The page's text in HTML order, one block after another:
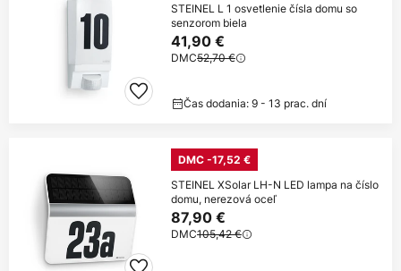
STEINEL L 1 osvetlenie čísla domu so
senzorom biela
41,90 €
DMC52,70 €
Čas dodania: 9 - 13 prac. dní
DMC -17,52 €
STEINEL XSolar LH-N LED lampa na číslo
domu, nerezová oceľ
87,90 €
DMC105,42 €